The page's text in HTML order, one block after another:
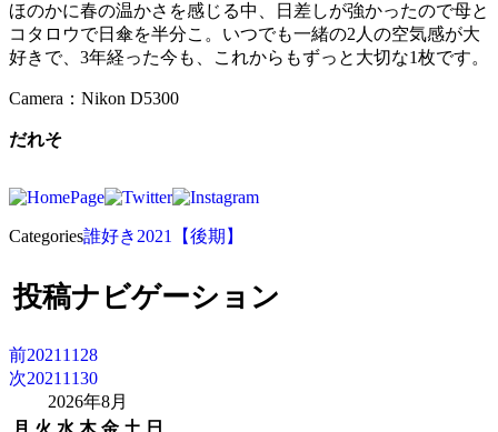
ほのかに春の温かさを感じる中、日差しが強かったので母と
コタロウで日傘を半分こ。いつでも一緒の2人の空気感が大
好きで、3年経った今も、これからもずっと大切な1枚です。
Camera：Nikon D5300
だれそ
Categories誰好き2021【後期】
投稿ナビゲーション
前20211128
次20211130
2026年8月